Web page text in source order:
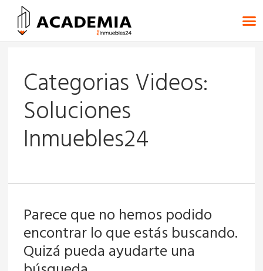
Categorias Videos:
Soluciones
Inmuebles24
Parece que no hemos podido
encontrar lo que estás buscando.
Quizá pueda ayudarte una